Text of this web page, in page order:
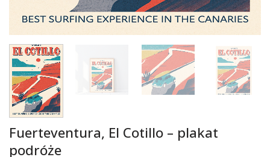
Fuerteventura, El Cotillo – plakat
podróże